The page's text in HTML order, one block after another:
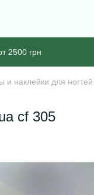
2500 грн
и наклейки для ногтей
cf 305